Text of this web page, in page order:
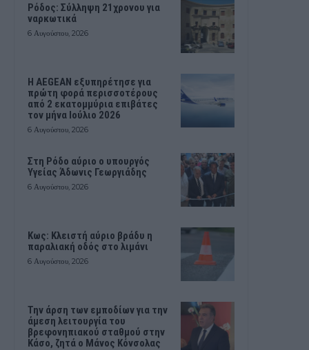
Ρόδος: Σύλληψη 21χρονου για
ναρκωτικά
6 Αυγούστου, 2026
Η AEGEAN εξυπηρέτησε για
πρώτη φορά περισσοτέρους
από 2 εκατομμύρια επιβάτες
τον μήνα Ιούλιο 2026
6 Αυγούστου, 2026
Στη Ρόδο αύριο ο υπουργός
Υγείας Άδωνις Γεωργιάδης
6 Αυγούστου, 2026
Κως: Κλειστή αύριο βράδυ η
παραλιακή οδός στο λιμάνι
6 Αυγούστου, 2026
Την άρση των εμποδίων για την
άμεση λειτουργία του
βρεφονηπιακού σταθμού στην
Κάσο, ζητά ο Μάνος Κόνσολας